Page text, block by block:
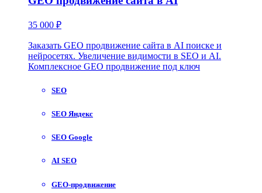
35 000 ₽
Заказать GEO продвижение сайта в AI поиске и
нейросетях. Увеличение видимости в SEO и AI.
Комплексное GEO продвижение под ключ
SEO
SEO Яндекс
SEO Google
AI SEO
GEO-продвижение